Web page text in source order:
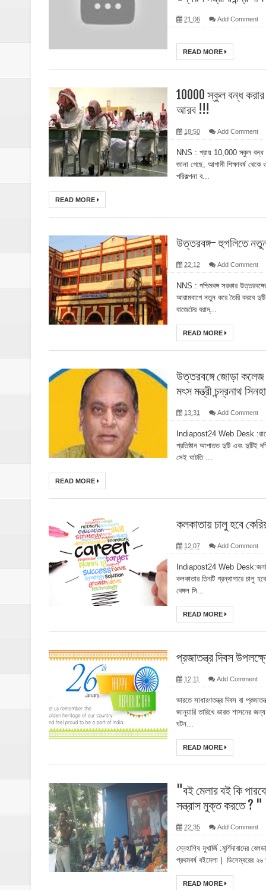
21:06 Add Comment
READ MORE
10000 স্কুল বন্ধ করার
আরব !!!
18:50 Add Comment
NNS : প্রায় 10,000 স্কুল বন্ধ
জানা গেছে, আগামী শিক্ষাবর্ষ থেকে
পরিকল্পনা ব...
READ MORE
উত্তরবঙ্গ- হুগলিতে
22:12 Add Comment
NNS : পশ্চিমবঙ্গ সরকার
আরামবাগে নতুন করে তৈরি করবে
বাজেটের বরাদ্...
READ MORE
উত্তরবঙ্গে জোড়া কলেজ
মৎস মন্ত্রী চন্দ্রনাথ সিনহা
13:31 Add Comment
Indiapost24 Web Desk :রাজ্যে
প্রতিষ্ঠান আপাতত দুটি এবং দুটিই
সেই ঘাটতি ...
READ MORE
কলকাতায় চালু হবে
12:07 Add Comment
Indiapost24 Web
কলকাতার তিনটি গ্রন্থাগারে চালু
বেঙ্গল সি...
READ MORE
প্রজাতন্ত্র দিবস
12:11 Add Comment
ভারতে সাধারণতন্ত্র দিবস বা
জানুয়ারি তারিখে ভারত শাসনের
ঘটন...
READ MORE
"বই মেলার বই কি পারবে
সন্ত্রাস মুক্ত করতে ? "
22:35 Add Comment
স্নেহাশিষ মুখার্জি :মুর্শিদাবাদের
প্রথমবর্ষ বইমেলা | ডিসেম্বরের
READ MORE